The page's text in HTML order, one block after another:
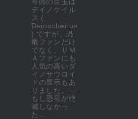
デイノケイル
ス (
Deinocheirus
) ですが、恐
竜ファンだけ
でなく、ＵＭ
Ａファンにも
人気の高いダ
イノサウロイ
ドの展示もあ
りました。 ―
もし恐竜が絶
滅しなかっ
た...